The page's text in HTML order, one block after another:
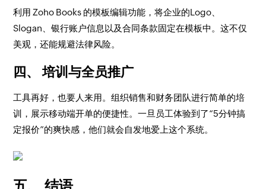
利用 Zoho Books 的模板编辑功能，将企业的Logo、
Slogan、银行账户信息以及合同条款固定在模板中。这不仅
美观，还能规避法律风险。
四、 培训与全员推广
工具再好，也要人来用。组织销售和财务团队进行简单的培
训，展示移动端开单的便捷性。一旦员工体验到了“5分钟搞
定报价”的爽快感，他们就会自发地爱上这个系统。
五、 结语